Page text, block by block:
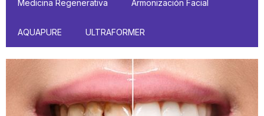
Medicina Regenerativa Armonización Facial
AQUAPURE ULTRAFORMER